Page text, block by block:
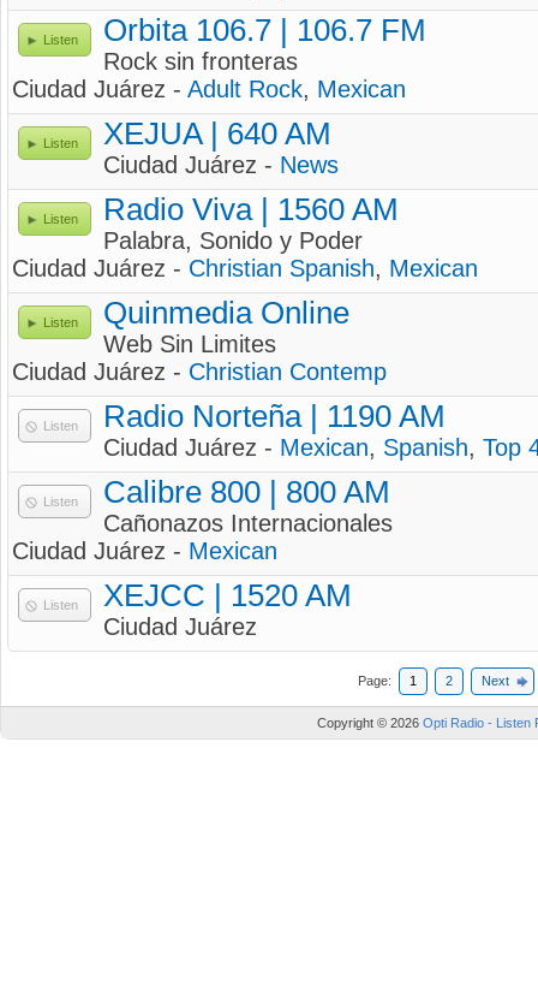
Listen Orbita 106.7 | 106.7 FM
Rock sin fronteras
Ciudad Juárez - Adult Rock, Mexican
Listen XEJUA | 640 AM
Ciudad Juárez - News
Listen Radio Viva | 1560 AM
Palabra, Sonido y Poder
Ciudad Juárez - Christian Spanish, Mexican
Listen Quinmedia Online
Web Sin Limites
Ciudad Juárez - Christian Contemp
Listen Radio Norteña | 1190 AM
Ciudad Juárez - Mexican, Spanish, Top
Listen Calibre 800 | 800 AM
Cañonazos Internacionales
Ciudad Juárez - Mexican
Listen XEJCC | 1520 AM
Ciudad Juárez
Page: 1 2 Next
Copyright © 2026 Opti Radio - Listen